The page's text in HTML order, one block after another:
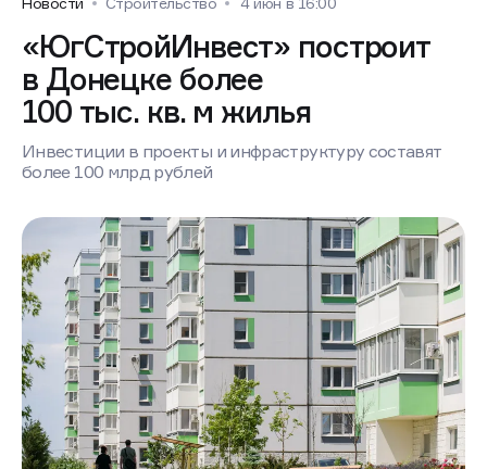
«ЮгСтройИнвест» построит
в Донецке более
100 тыс. кв. м жилья
Инвестиции в проекты и инфраструктуру составят
более 100 млрд рублей